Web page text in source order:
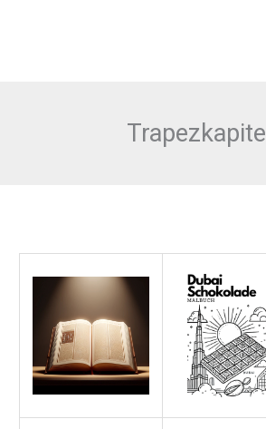
Trapezkapitell